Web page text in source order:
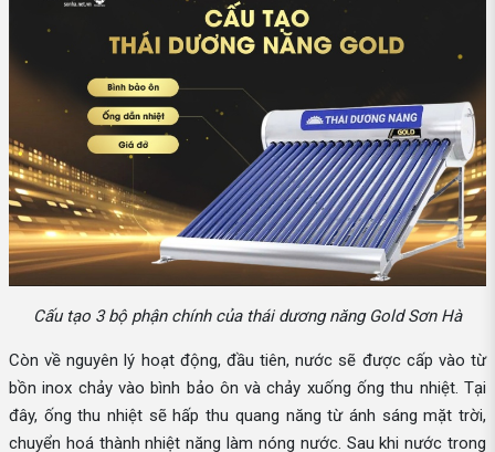
Cấu tạo 3 bộ phận chính của thái dương năng Gold Sơn Hà
Còn về nguyên lý hoạt động, đầu tiên, nước sẽ được cấp vào từ
bồn inox chảy vào bình bảo ôn và chảy xuống ống thu nhiệt. Tại
đây, ống thu nhiệt sẽ hấp thu quang năng từ ánh sáng mặt trời,
chuyển hoá thành nhiệt năng làm nóng nước. Sau khi nước trong